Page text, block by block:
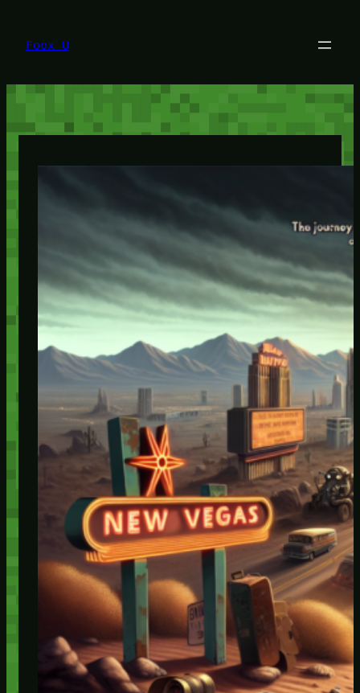
konten
Foox U